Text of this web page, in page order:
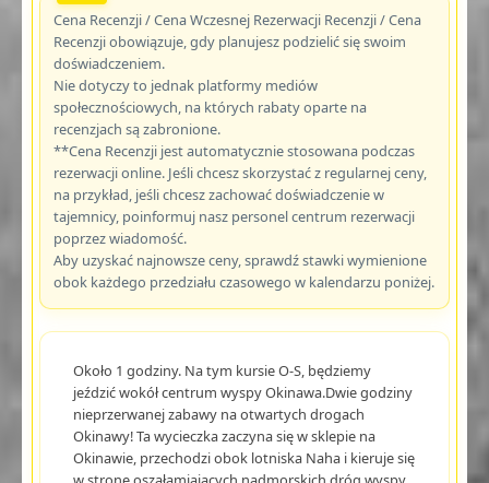
Cena Recenzji / Cena Wczesnej Rezerwacji Recenzji / Cena
Recenzji obowiązuje, gdy planujesz podzielić się swoim
doświadczeniem.
Nie dotyczy to jednak platformy mediów
społecznościowych, na których rabaty oparte na
recenzjach są zabronione.
**Cena Recenzji jest automatycznie stosowana podczas
rezerwacji online. Jeśli chcesz skorzystać z regularnej ceny,
na przykład, jeśli chcesz zachować doświadczenie w
tajemnicy, poinformuj nasz personel centrum rezerwacji
poprzez wiadomość.
Aby uzyskać najnowsze ceny, sprawdź stawki wymienione
obok każdego przedziału czasowego w kalendarzu poniżej.
Około 1 godziny. Na tym kursie O-S, będziemy
jeździć wokół centrum wyspy Okinawa.Dwie godziny
nieprzerwanej zabawy na otwartych drogach
Okinawy! Ta wycieczka zaczyna się w sklepie na
Okinawie, przechodzi obok lotniska Naha i kieruje się